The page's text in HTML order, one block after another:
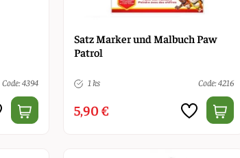
Code: 4394
Satz Marker und Malbuch Paw
Patrol
1 ks Code: 4216
5,90 €